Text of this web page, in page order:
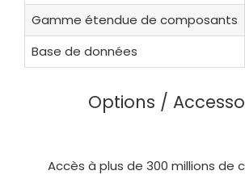
Gamme étendue de composants
Base de données
Options /
Accès à plus de 300 millions de